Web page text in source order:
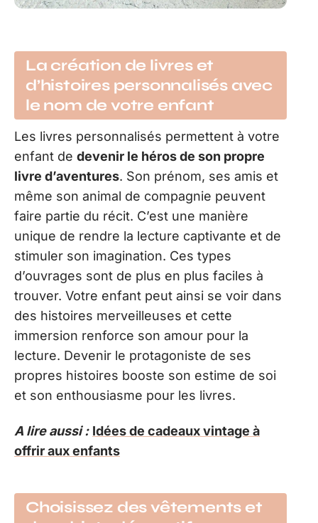
La création de livres et
d’histoires personnalisés avec
le nom de votre enfant
Les livres personnalisés permettent à votre
enfant de devenir le héros de son propre
livre d’aventures. Son prénom, ses amis et
même son animal de compagnie peuvent
faire partie du récit. C’est une manière
unique de rendre la lecture captivante et de
stimuler son imagination. Ces types
d’ouvrages sont de plus en plus faciles à
trouver. Votre enfant peut ainsi se voir dans
des histoires merveilleuses et cette
immersion renforce son amour pour la
lecture. Devenir le protagoniste de ses
propres histoires booste son estime de soi
et son enthousiasme pour les livres.
A lire aussi : Idées de cadeaux vintage à
offrir aux enfants
Choisissez des vêtements et